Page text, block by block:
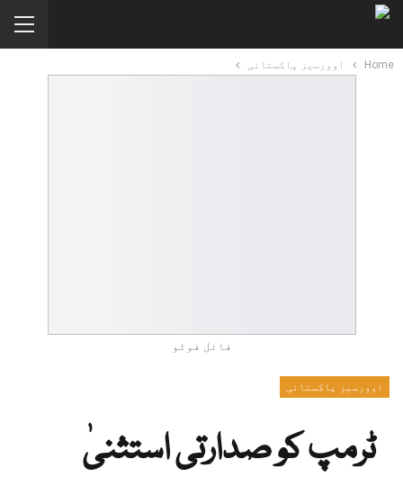
Home اوورسیز پاکستانی
فائل فوٹو
اوورسیز پاکستانی
ٹرمپ کو صدارتی استثنیٰ